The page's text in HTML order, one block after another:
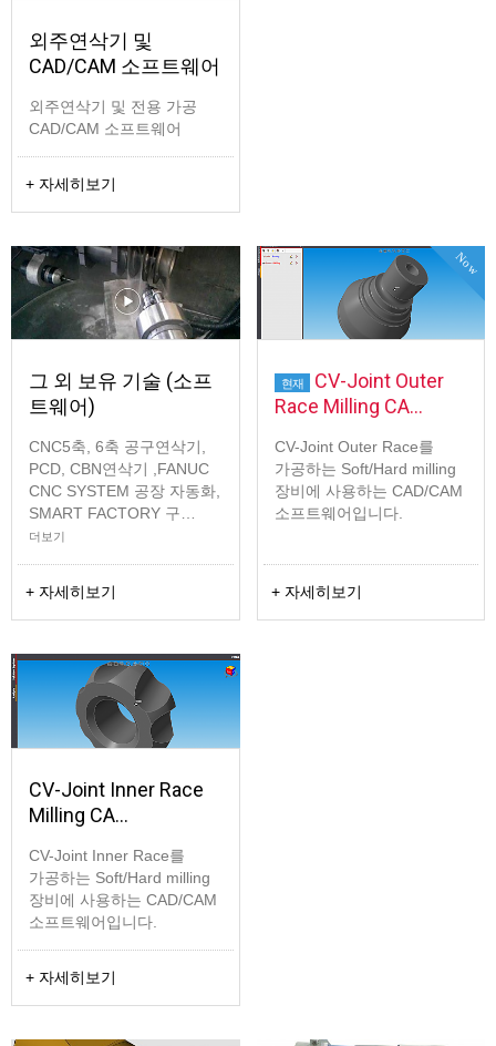
외주연삭기 및
CAD/CAM 소프트웨어
외주연삭기 및 전용 가공
CAD/CAM 소프트웨어
+ 자세히보기
그 외 보유 기술 (소프
트웨어)
CNC5축, 6축 공구연삭기,
PCD, CBN연삭기 ,FANUC
CNC SYSTEM 공장 자동화,
SMART FACTORY 구…
더보기
+ 자세히보기
Now
현재
CV-Joint Outer
Race Milling CA…
CV-Joint Outer Race를
가공하는 Soft/Hard milling
장비에 사용하는 CAD/CAM
소프트웨어입니다.
+ 자세히보기
CV-Joint Inner Race
Milling CA…
CV-Joint Inner Race를
가공하는 Soft/Hard milling
장비에 사용하는 CAD/CAM
소프트웨어입니다.
+ 자세히보기